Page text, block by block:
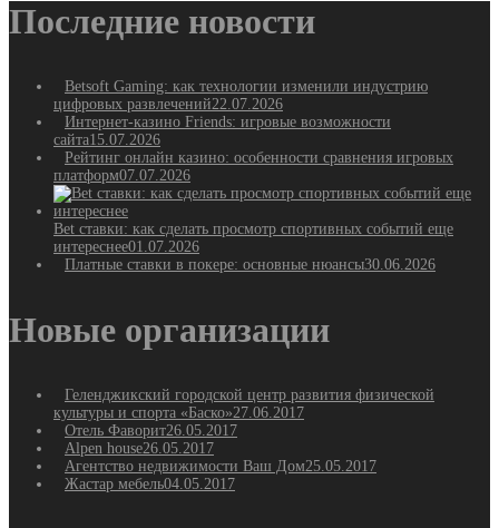
Последние новости
Betsoft Gaming: как технологии изменили индустрию
цифровых развлечений22.07.2026
Интернет-казино Friends: игровые возможности
сайта15.07.2026
Рейтинг онлайн казино: особенности сравнения игровых
платформ07.07.2026
Bet ставки: как сделать просмотр спортивных событий еще
интереснее01.07.2026
Платные ставки в покере: основные нюансы30.06.2026
Новые организации
Геленджикский городской центр развития физической
культуры и спорта «Баско»27.06.2017
Отель Фаворит26.05.2017
Alpen house26.05.2017
Агентство недвижимости Ваш Дом25.05.2017
Жастар мебель04.05.2017